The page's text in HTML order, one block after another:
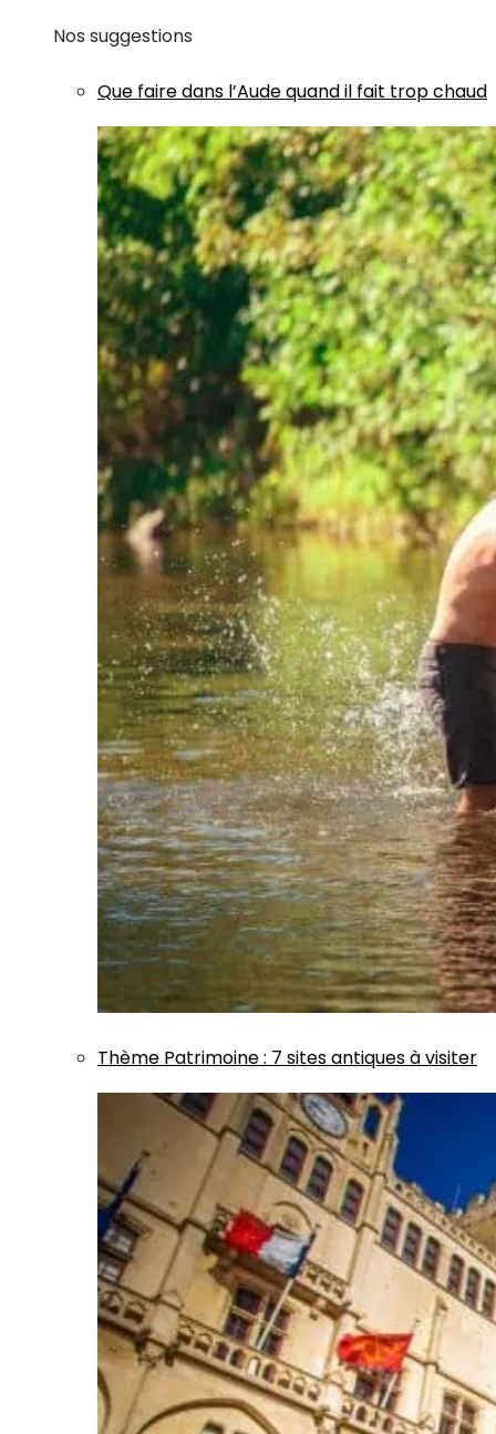
Nos suggestions
Que faire dans l’Aude quand il fait trop chaud
Thème Patrimoine: 7 sites antiques à visiter